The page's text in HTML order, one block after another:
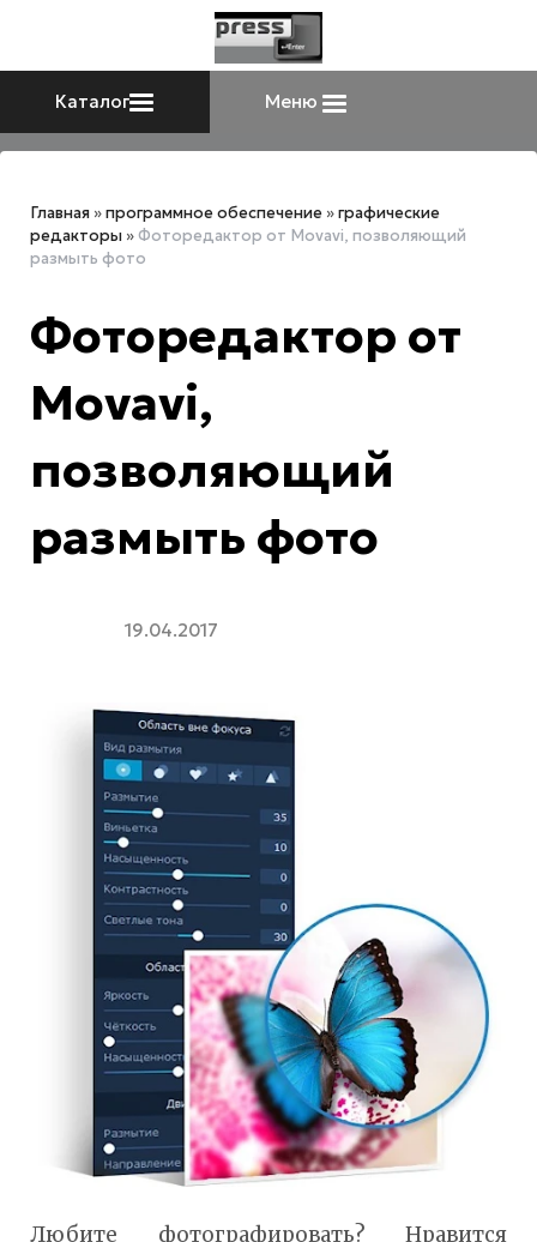
Каталог Меню
Главная »программное обеспечение »графические
редакторы »Фоторедактор от Movavi, позволяющий
размыть фото
Фоторедактор от
Movavi,
позволяющий
размыть фото
19.04.2017
Любите фотографировать? Нравится